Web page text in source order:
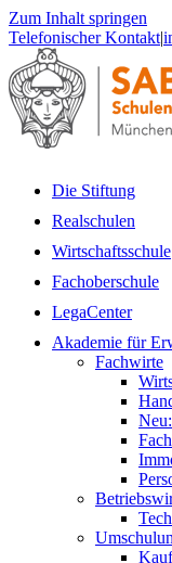
Zum Inhalt springen
Telefonischer Kontakt|
Die Stiftung
Realschulen
Wirtschaftsschule
Fachoberschule
LegaCenter
Akademie für
Fachwirte